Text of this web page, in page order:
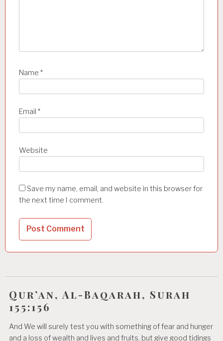
Name *
Email *
Website
Save my name, email, and website in this browser for
the next time I comment.
Qur’an, Al-Baqarah, Surah
155:156
And We will surely test you with something of fear and hunger
and a loss of wealth and lives and fruits, but give good tidings